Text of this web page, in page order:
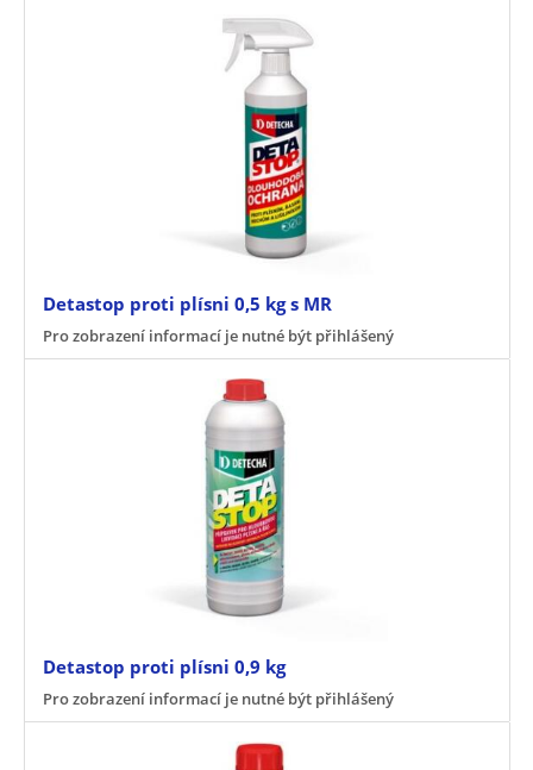
Detastop proti plísni 0,5 kg s MR
Pro zobrazení informací je nutné být přihlášený
Detastop proti plísni 0,9 kg
Pro zobrazení informací je nutné být přihlášený